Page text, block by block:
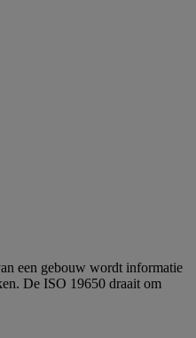
een gebouw wordt informatie
De ISO 19650 draait om